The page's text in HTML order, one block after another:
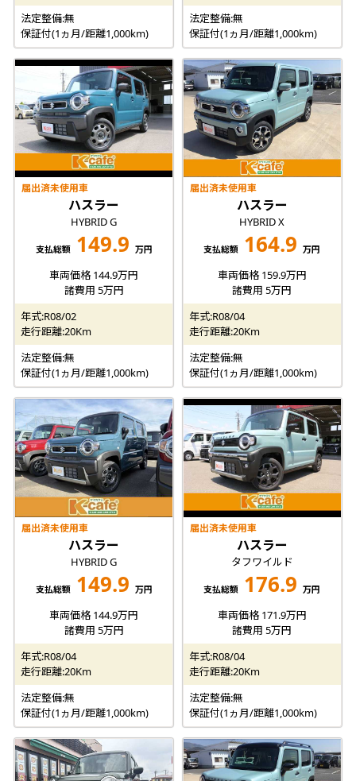
法定整備:無
保証付(1ヵ月/距離1,000km)
法定整備:無
保証付(1ヵ月/距離1,000km)
届出済未使用車
ハスラー
HYBRID G
支払総額 149.9 万円
車両価格 144.9万円
諸費用 5万円
年式:R08/02
走行距離:20Km
法定整備:無
保証付(1ヵ月/距離1,000km)
届出済未使用車
ハスラー
HYBRID X
支払総額 164.9 万円
車両価格 159.9万円
諸費用 5万円
年式:R08/04
走行距離:20Km
法定整備:無
保証付(1ヵ月/距離1,000km)
届出済未使用車
ハスラー
HYBRID G
支払総額 149.9 万円
車両価格 144.9万円
諸費用 5万円
年式:R08/04
走行距離:20Km
法定整備:無
保証付(1ヵ月/距離1,000km)
届出済未使用車
ハスラー
タフワイルド
支払総額 176.9 万円
車両価格 171.9万円
諸費用 5万円
年式:R08/04
走行距離:20Km
法定整備:無
保証付(1ヵ月/距離1,000km)